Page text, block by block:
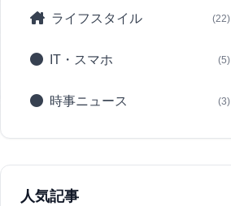
ライフスタイル (22)
IT・スマホ (5)
時事ニュース (3)
人気記事